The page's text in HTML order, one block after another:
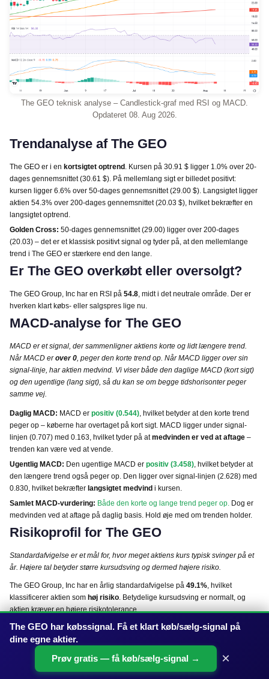
The GEO teknisk analyse – Candlestick-graf med RSI og MACD.
Opdateret 08. Aug 2026.
Trendanalyse af The GEO
The GEO er i en kortsigtet optrend . Kursen på 30.91 $ ligger 1.0% over 20-
dages gennemsnittet (30.61 $). På mellemlang sigt er billedet positivt:
kursen ligger 6.6% over 50-dages gennemsnittet (29.00 $). Langsigtet ligger
aktien 54.3% over 200-dages gennemsnittet (20.03 $), hvilket bekræfter en
langsigtet optrend.
Golden Cross: 50-dages gennemsnittet (29.00) ligger over 200-dages
(20.03) – det er et klassisk positivt signal og tyder på, at den mellemlange
trend i The GEO er stærkere end den lange.
Er The GEO overkøbt eller oversolgt?
The GEO Group, Inc har en RSI på 54.8 , midt i det neutrale område. Der er
hverken klart købs- eller salgspres lige nu.
MACD-analyse for The GEO
MACD er et signal, der sammenligner aktiens korte og lidt længere trend.
Når MACD erover 0 , peger den korte trend op. Når MACD ligger over sin
signal-linje, har aktien medvind. Vi viser både den daglige MACD (kort sigt)
og den ugentlige (lang sigt), så du kan se om begge tidshorisonter peger
samme vej.
Daglig MACD: MACD er positiv (0.544) , hvilket betyder at den korte trend
peger op – køberne har overtaget på kort sigt. MACD ligger under signal-
linjen (0.707) med 0.163, hvilket tyder på atmedvinden er ved at aftage –
trenden kan være ved at vende.
Ugentlig MACD: Den ugentlige MACD er positiv (3.458) , hvilket betyder at
den længere trend også peger op. Den ligger over signal-linjen (2.628) med
0.830, hvilket bekræfter langsigtet medvind i kursen.
Samlet MACD-vurdering: Både den korte og lange trend peger op. Dog er
medvinden ved at aftage på daglig basis. Hold øje med om trenden holder.
Risikoprofil for The GEO
Standardafvigelse er et mål for, hvor meget aktiens kurs typisk svinger på et
år. Højere tal betyder større kursudsving og dermed højere risiko.
The GEO Group, Inc har en årlig standardafvigelse på 49.1% , hvilket
klassificerer aktien som høj risiko . Betydelige kursudsving er normalt, og
aktien kræver en højere risikotolerance.
Samlet teknisk konklusion for The GEO
Overordnet trend: Stigende.Kursen ligger over sit 50-dages
gennemsnit og sit 200-dages gennemsnit – det bekræfter en positiv
The GEO har købssignal. Få et klart køb/sælg-signal på
dine egne aktier.
Prøv gratis — få køb/sælg-signal →
×